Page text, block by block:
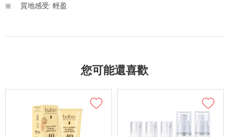
質地感受: 輕盈
您可能還喜歡